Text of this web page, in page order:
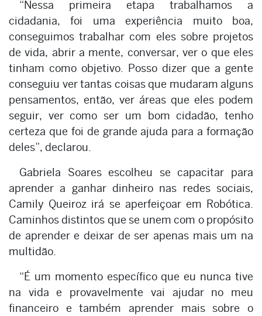
“Nessa primeira etapa trabalhamos a
cidadania, foi uma experiência muito boa,
conseguimos trabalhar com eles sobre projetos
de vida, abrir a mente, conversar, ver o que eles
tinham como objetivo. Posso dizer que a gente
conseguiu ver tantas coisas que mudaram alguns
pensamentos, então, ver áreas que eles podem
seguir, ver como ser um bom cidadão, tenho
certeza que foi de grande ajuda para a formação
deles”, declarou.
Gabriela Soares escolheu se capacitar para
aprender a ganhar dinheiro nas redes sociais,
Camily Queiroz irá se aperfeiçoar em Robótica.
Caminhos distintos que se unem com o propósito
de aprender e deixar de ser apenas mais um na
multidão.
“É um momento específico que eu nunca tive
na vida e provavelmente vai ajudar no meu
financeiro e também aprender mais sobre o